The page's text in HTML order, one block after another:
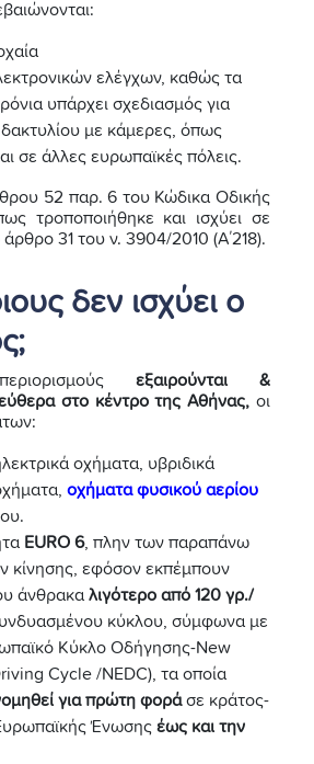
ελέγχων, καθώς τα
υπάρχει σχεδιασμός για
με κάμερες, όπως
σε άλλες ευρωπαϊκές πόλεις.
52 παρ. 6 του Κώδικα Οδικής
τροποποιήθηκε και ισχύει σε
31 του ν. 3904/2010 (Α΄218).
δεν ισχύει ο
εξαιρούνται &
στο κέντρο της Αθήνας, οι
οχήματα, υβριδικά
οχήματα φυσικού αερίου
EURO 6, πλην των παραπάνω
κίνησης, εφόσον εκπέμπουν
άνθρακα λιγότερο από 120 γρ./
κύκλου, σύμφωνα με
Κύκλο Οδήγησης-New
Cycle /NEDC), τα οποία
για πρώτη φοράσε κράτος-
Ένωσης έως και την